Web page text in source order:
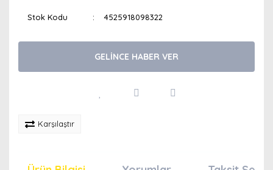
Stok Kodu 4525918098322
GELİNCE HABER VER
Karşılaştır